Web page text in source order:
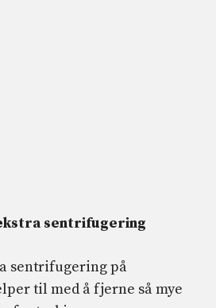
sentrifugering
sentrifugering på
til med å fjerne så mye